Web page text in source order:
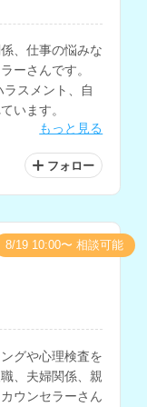
、仕事の悩みな
ーさんです。
スメント、自
います。
もっと見る
フォロー
グや心理検査を
、夫婦関係、親
ウンセラーさん
8/19 10:00〜 相談可能